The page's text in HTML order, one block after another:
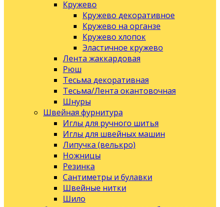
Кружево
Кружево декоративное
Кружево на органзе
Кружево хлопок
Эластичное кружево
Лента жаккардовая
Рюш
Тесьма декоративная
Тесьма/Лента окантовочная
Шнуры
Швейная фурнитура
Иглы для ручного шитья
Иглы для швейных машин
Липучка (велькро)
Ножницы
Резинка
Сантиметры и булавки
Швейные нитки
Шило